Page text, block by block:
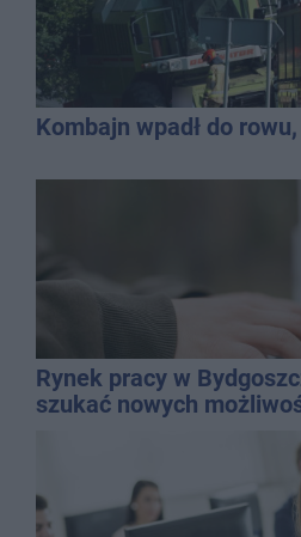
Kombajn wpadł do
Rynek pracy w
szukać nowych